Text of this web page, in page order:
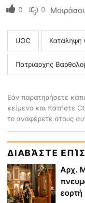
0 0
UOC Κατάληψη
Πατριάρχης
Εάν παρατηρήσετε
κείμενο και πατήστε
το αναφέρετε στους
ΔΙΑΒΆΣΤΕ
Αρχ.
εορτή